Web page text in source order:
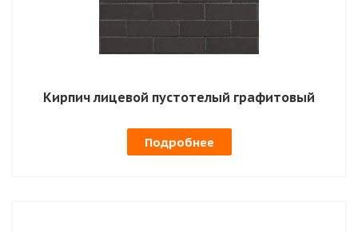
Кирпич лицевой пустотелый графитовый
Подробнее